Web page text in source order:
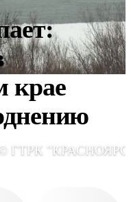
крае
© ГТРК